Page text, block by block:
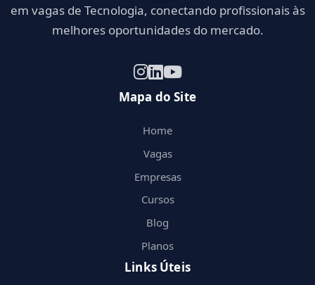
em vagas de Tecnologia, conectando profissionais às
melhores oportunidades do mercado.
Mapa do Site
Home
Vagas
Empresas
Cursos
Blog
Planos
Links Úteis